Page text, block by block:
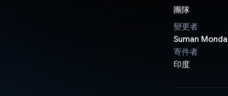
團隊
變更者
Suman
寄件者
印度